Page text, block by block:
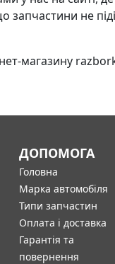
не
магазину
ДОПОМОГА
Головна
Марка автомобіля
Типи запчастин
Оплата і доставка
Гарантія та
повернення